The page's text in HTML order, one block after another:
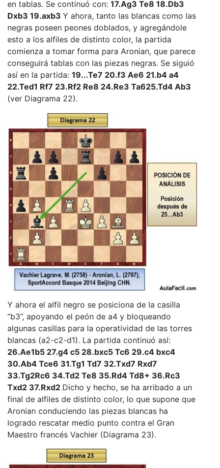
en tablas. Se continuó con: 17.Ag3 Te8 18.Db3
Dxb3 19.axb3 Y ahora, tanto las blancas como las
negras poseen peones doblados, y agregándole
esto a los alfiles de distinto color, la partida
comienza a tomar forma para Aronian, que parece
conseguirá tablas con las piezas negras. Se siguió
así en la partida: 19...Te7 20.f3 Ae6 21.b4 a4
22.Ted1 Rf7 23.Rf2 Re8 24.Re3 Ta625.Td4 Ab3
(ver Diagrama 22).
Y ahora el alfil negro se posiciona de la casilla
“b3”, apoyando el peón de a4 y bloqueando
algunas casillas para la operatividad de las torres
blancas (a2-c2-d1). La partida continuó así:
26.Ae1b5 27.g4 c5 28.bxc5 Tc6 29.c4 bxc4
30.Ab4 Tce6 31.Tg1 Td7 32.Txd7 Rxd7
33.Tg2Rc6 34.Td2 Te8 35.Rd4 Td8+ 36.Rc3
Txd2 37.Rxd2 Dicho y hecho, se ha arribado a un
final de alfiles de distinto color, lo que supone que
Aronian conduciendo las piezas blancas ha
logrado rescatar medio punto contra el Gran
Maestro francés Vachier (Diagrama 23).